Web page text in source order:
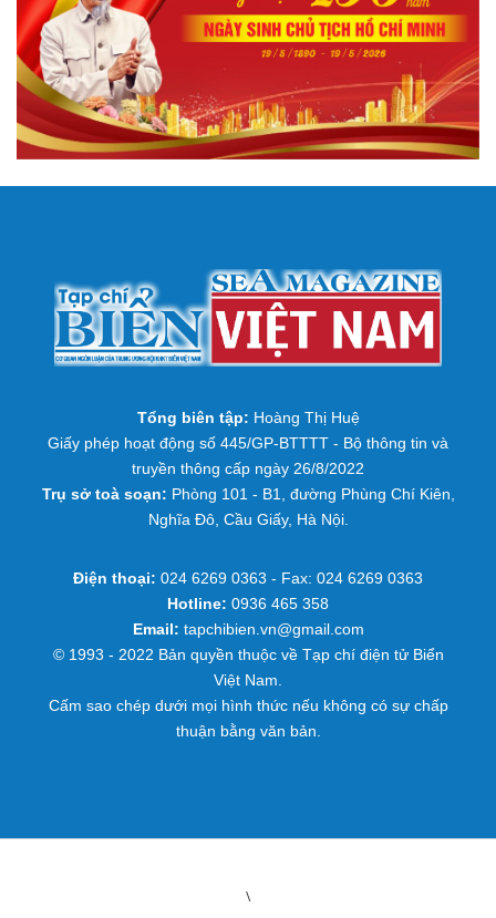
Tổng biên tập: Hoàng Thị Huệ
Giấy phép hoạt động số 445/GP-BTTTT - Bộ thông tin và
truyền thông cấp ngày 26/8/2022
Trụ sở toà soạn: Phòng 101 - B1, đường Phùng Chí Kiên,
Nghĩa Đô, Cầu Giấy, Hà Nội.
Điện thoại: 024 6269 0363 - Fax: 024 6269 0363
Hotline: 0936 465 358
Email: tapchibien.vn@gmail.com
© 1993 - 2022 Bản quyền thuộc về Tạp chí điện tử Biển
Việt Nam.
Cấm sao chép dưới mọi hình thức nếu không có sự chấp
thuận bằng văn bản.
\